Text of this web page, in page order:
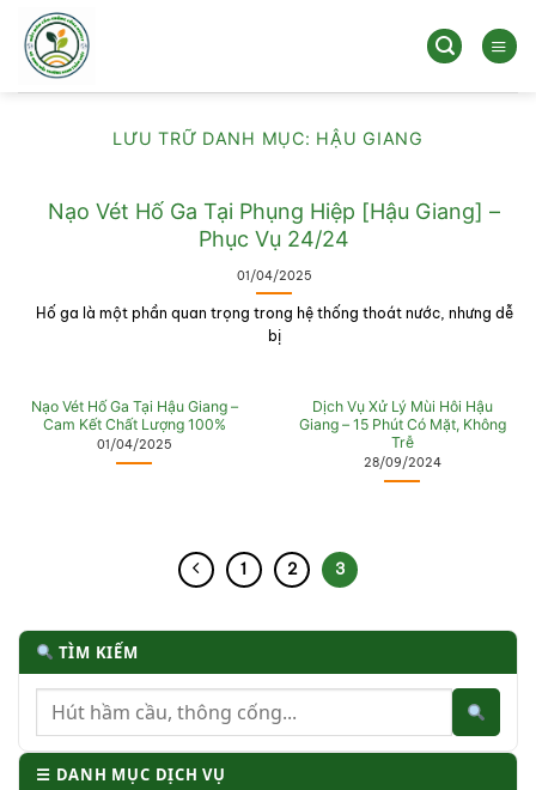
qua
dung
LƯU TRỮ DANH MỤC: HẬU GIANG
Nạo Vét Hố Ga Tại Phụng Hiệp [Hậu Giang] –
Phục Vụ 24/24
01/04/2025
Hố ga là một phần quan trọng trong hệ thống thoát nước, nhưng dễ
bị
Nạo Vét Hố Ga Tại Hậu Giang –
Cam Kết Chất Lượng 100%
01/04/2025
Dịch Vụ Xử Lý Mùi Hôi Hậu
Giang – 15 Phút Có Mặt, Không
Trễ
28/09/2024
1 2 3
TÌM KIẾM
☰ DANH MỤC DỊCH VỤ